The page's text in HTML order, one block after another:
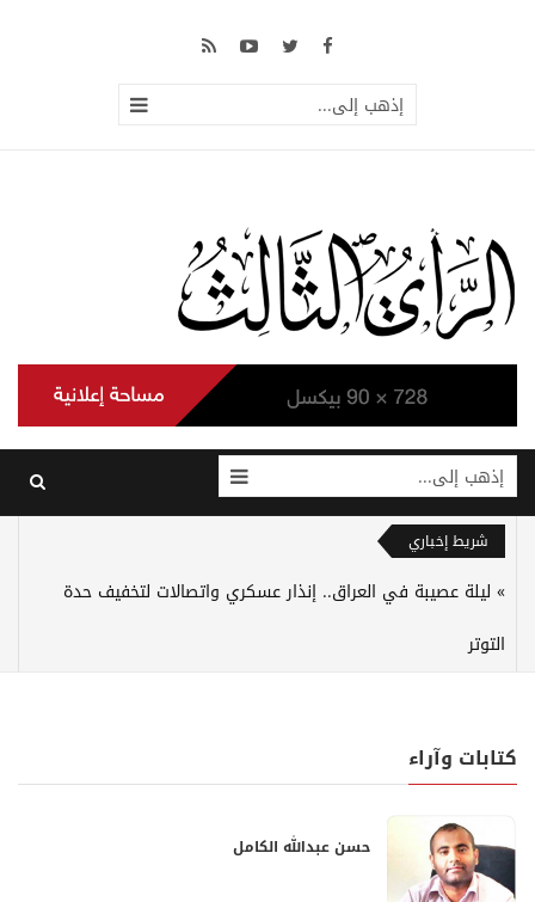
إذهب إلى...
إذهب إلى...
شريط إخباري
ليلة عصيبة في العراق.. إنذار عسكري واتصالات لتخفيف حدة
التوتر
كتابات وآراء
حسن عبدالله الكامل